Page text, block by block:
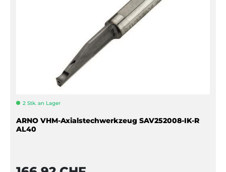
2 Stk. an Lager
ARNO VHM-Axialstechwerkzeug SAV252008-IK-R
AL40